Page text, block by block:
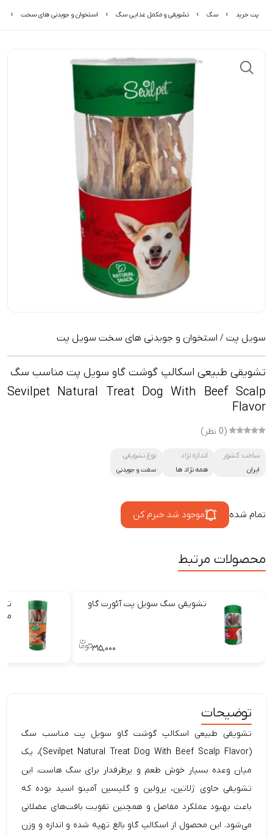
پت خرید سگ تشویقی و مکمل غذایی سگ استخوان و جویدنی های سخت
سویل پت / استخوان و جویدنی های سخت سویل پت
تشویقی طبیعی اسکالپ گوشت گاو سویل پت مناسب سگ
Sevilpet Natural Treat Dog With Beef Scalp
Flavor
(0 نظر)
ساخت کشور
ایران
اندازه نژاد
همه نژاد ها
نوع تشویقی
سفت و جویدنی
تمام شده موجود شد خبرم کن
محصولات مرتبط
تشویقی سگ سویل پت آئورت گاو
۳۱۵,۰۰۰
توضیحات
تشویقی طبیعی اسکالپ گوشت گاو سویل پت مناسب سگ
(Sevilpet Natural Treat Dog With Beef Scalp Flavor)، یک
میان وعده بسیار خوش طعم و پرطرفدار برای سگ هاست. این
تشویقی حاوی ژلاتین، پرولین و گلیسین آمینو اسید بوده که
باعث بهبود عملکرد مفاصل و همچنین تقویت بافت‌های عضلانی
می‌شود. این محصول از اسکالپ گاو بالغ تهیه شده و اندازه و وزن